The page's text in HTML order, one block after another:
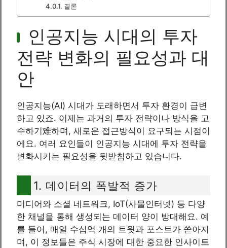
결론
인공지능 시대의 투자
전략 변화의 필요성과 대
안
인공지능(AI) 시대가 도래하면서 투자 환경이 급변
하고 있죠. 이제는 과거의 투자 전략이나 방식을 고
수하기难하며, 새로운 접근방식이 요구되는 시점이
에요. 여러 요인들이 인공지능 시대에 투자 전략을
변화시키는 필요성을 뒷받침하고 있습니다.
1. 데이터의 폭발적 증가
미디어와 소셜 네트워크, IoT(사물인터넷) 등 다양
한 채널을 통해 생성되는 데이터 양이 방대해요. 예
를 들어, 매일 수십억 개의 트윗과 포스트가 쏟아지
며, 이 정보들은 주식 시장에 대한 중요한 인사이트